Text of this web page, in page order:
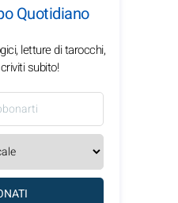
Quotidiano
letture di tarocchi,
subito!